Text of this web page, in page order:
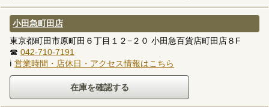
小田急町田店
東京都町田市原町田６丁目１２−２０ 小田急百貨店町田店８F
☎ 042-710-7191
ℹ 営業時間・店休日・アクセス情報はこちら